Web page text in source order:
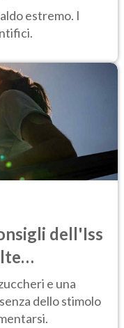
estremo. I
dell'Iss
e una
dello stimolo